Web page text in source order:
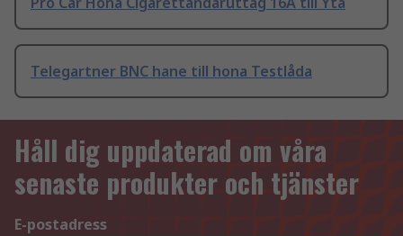
Telegartner BNC hane till hona Testlåda
Håll dig uppdaterad om våra
senaste produkter och tjänster
E-postadress